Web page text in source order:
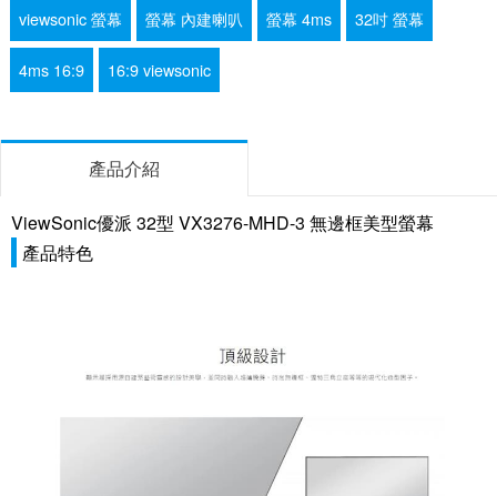
viewsonic 螢幕 螢幕 內建喇叭 螢幕 4ms 32吋 螢幕
4ms 16:9 16:9 viewsonic
產品介紹
ViewSonic優派 32型 VX3276-MHD-3 無邊框美型螢幕
產品特色